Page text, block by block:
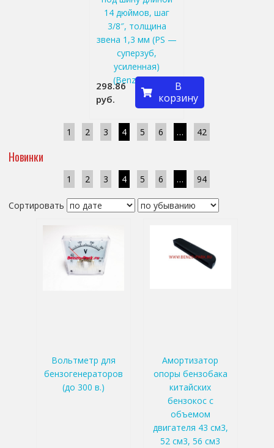
14 дюймов, шаг
3/8″, толщина
звена 1,3 мм (PS —
суперзуб,
усиленная)
(Benzoritm)
298.86
руб.
В
корзину
1 2 3 4 5 6 … 42
Новинки
1 2 3 4 5 6 … 94
Сортировать
Вольтметр для
бензогенераторов
(до 300 в.)
Амортизатор
опоры бензобака
китайских
бензокос с
объемом
двигателя 43 см3,
52 см3, 56 см3